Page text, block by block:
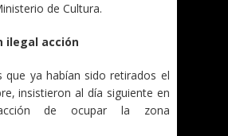
de Cultura.
ilegal acción
que ya habían sido retirados el
insistieron al día siguiente en
de ocupar la zona